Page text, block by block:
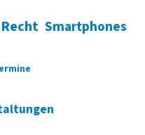
Recht Smartphones